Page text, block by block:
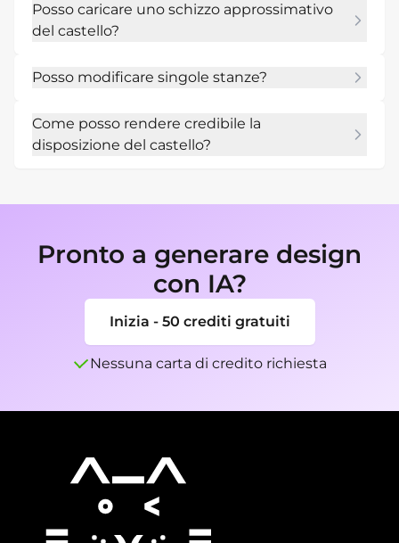
di servizio e circolazione difensiva per rendere il
layout più credibile.
Posso caricare uno schizzo approssimativo
del castello?
ripulirlo, etichettare le stanze o ridisegnarlo in
Posso modificare singole stanze?
aggiungere torri, regolare muri o modificare lo
stile della pianta.
Come posso rendere credibile la
disposizione del castello?
Pronto a generare design
con IA?
Inizia - 50 crediti gratuiti
Nessuna carta di credito richiesta